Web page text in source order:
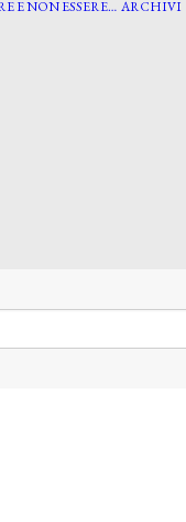
E NON ESSERE… ARCHIVI